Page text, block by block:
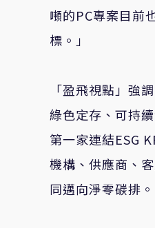
噸的PC專案目前
標。」
「盈飛視點」強
綠色定存、可持
第一家連結ESG
機構、供應商、
同邁向淨零碳排。